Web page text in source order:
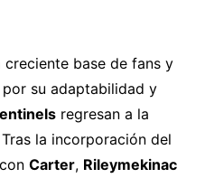
creciente base de fans y
su adaptabilidad y
regresan a la
la incorporación del
Carter, Rileymekinac